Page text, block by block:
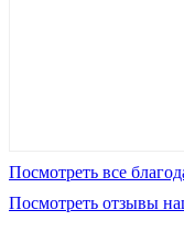
Посмотреть все
Посмотреть отзывы